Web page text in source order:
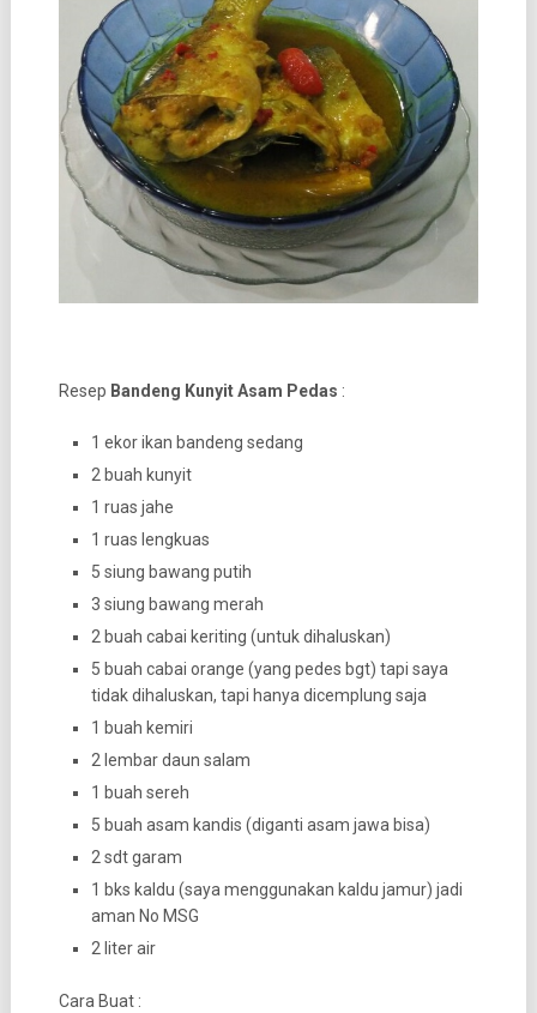
Resep Bandeng Kunyit Asam Pedas :
1 ekor ikan bandeng sedang
2 buah kunyit
1 ruas jahe
1 ruas lengkuas
5 siung bawang putih
3 siung bawang merah
2 buah cabai keriting (untuk dihaluskan)
5 buah cabai orange (yang pedes bgt) tapi saya
tidak dihaluskan, tapi hanya dicemplung saja
1 buah kemiri
2 lembar daun salam
1 buah sereh
5 buah asam kandis (diganti asam jawa bisa)
2 sdt garam
1 bks kaldu (saya menggunakan kaldu jamur) jadi
aman No MSG
2 liter air
Cara Buat :